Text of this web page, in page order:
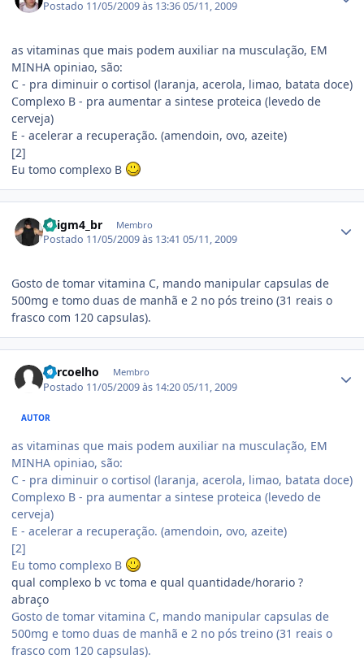
Postado 11/05/2009 às 13:3605/11, 2009
as vitaminas que mais podem auxiliar na musculação, EM
MINHA opiniao, são:
C - pra diminuir o cortisol (laranja, acerola, limao, batata doce)
Complexo B - pra aumentar a sintese proteica (levedo de
cerveja)
E - acelerar a recuperação. (amendoin, ovo, azeite)
[2]
Eu tomo complexo B
3nigm4_br Membro
Postado 11/05/2009 às 13:4105/11, 2009
Gosto de tomar vitamina C, mando manipular capsulas de
500mg e tomo duas de manhã e 2 no pós treino (31 reais o
frasco com 120 capsulas).
adrcoelho Membro
Postado 11/05/2009 às 14:2005/11, 2009
AUTOR
as vitaminas que mais podem auxiliar na musculação, EM
MINHA opiniao, são:
C - pra diminuir o cortisol (laranja, acerola, limao, batata doce)
Complexo B - pra aumentar a sintese proteica (levedo de
cerveja)
E - acelerar a recuperação. (amendoin, ovo, azeite)
[2]
Eu tomo complexo B
qual complexo b vc toma e qual quantidade/horario ?
abraço
Gosto de tomar vitamina C, mando manipular capsulas de
500mg e tomo duas de manhã e 2 no pós treino (31 reais o
frasco com 120 capsulas).